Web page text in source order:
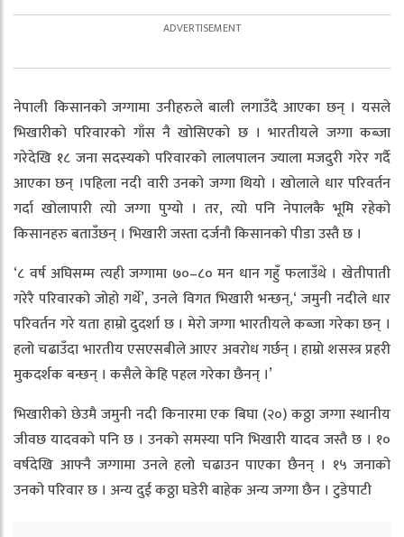
नेपाली किसानको जग्गामा उनीहरुले बाली लगाउँदै आएका छन् । यसले
भिखारीको परिवारको गाँस नै खोसिएको छ । भारतीयले जग्गा कब्जा
गरेदेखि १८ जना सदस्यको परिवारको लालपालन ज्याला मजदुरी गरेर गर्दै
आएका छन् ।पहिला नदी वारी उनको जग्गा थियो । खोलाले धार परिवर्तन
गर्दा खोलापारी त्यो जग्गा पुग्यो । तर, त्यो पनि नेपालकै भूमि रहेको
किसानहरु बताउँछन् । भिखारी जस्ता दर्जनौ किसानको पीडा उस्तै छ ।
‘८ वर्ष अघिसम्म त्यही जग्गामा ७०–८० मन धान गहुँ फलाउँथे । खेतीपाती
गरेरै परिवारको जोहो गर्थे’, उनले विगत भिखारी भन्छन्,‘ जमुनी नदीले धार
परिवर्तन गरे यता हाम्रो दुदर्शा छ । मेरो जग्गा भारतीयले कब्जा गरेका छन् ।
हलो चढाउँदा भारतीय एसएसबीले आएर अवरोध गर्छन् । हाम्रो शसस्त्र प्रहरी
मुकदर्शक बन्छन् । कसैले केहि पहल गरेका छैनन् ।’
भिखारीको छेउमै जमुनी नदी किनारमा एक बिघा (२०) कठ्ठा जग्गा स्थानीय
जीवछ यादवको पनि छ । उनको समस्या पनि भिखारी यादव जस्तै छ । १०
वर्षदेखि आफ्नै जग्गामा उनले हलो चढाउन पाएका छैनन् । १५ जनाको
उनको परिवार छ । अन्य दुई कठ्ठा घडेरी बाहेक अन्य जग्गा छैन । टुडेपाटी